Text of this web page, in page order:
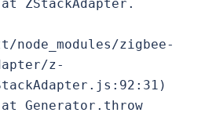
ZStackAdapter.
node_modules/zigbee-
z-
Generator.throw